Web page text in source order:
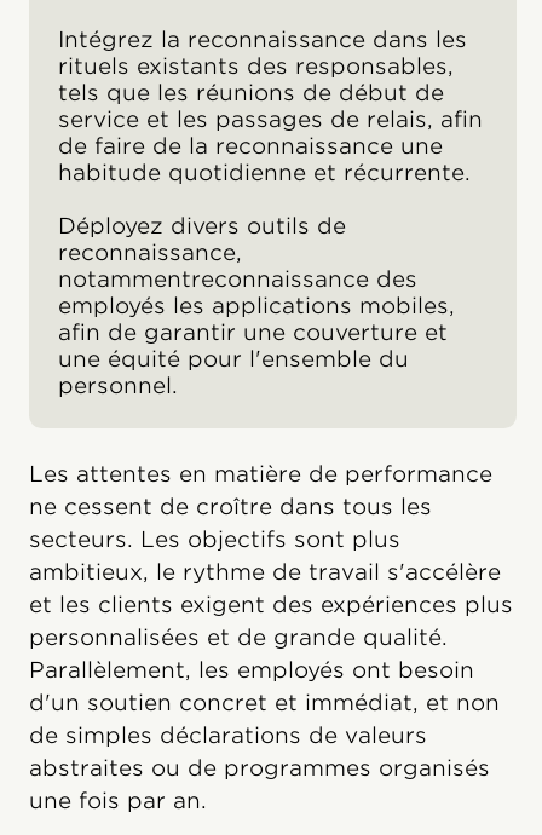
Intégrez la reconnaissance dans les
rituels existants des responsables,
tels que les réunions de début de
service et les passages de relais, afin
de faire de la reconnaissance une
habitude quotidienne et récurrente.
Déployez divers outils de
reconnaissance,
notammentreconnaissance des
employés les applications mobiles,
afin de garantir une couverture et
une équité pour l'ensemble du
personnel.
Les attentes en matière de performance
ne cessent de croître dans tous les
secteurs. Les objectifs sont plus
ambitieux, le rythme de travail s'accélère
et les clients exigent des expériences plus
personnalisées et de grande qualité.
Parallèlement, les employés ont besoin
d'un soutien concret et immédiat, et non
de simples déclarations de valeurs
abstraites ou de programmes organisés
une fois par an.